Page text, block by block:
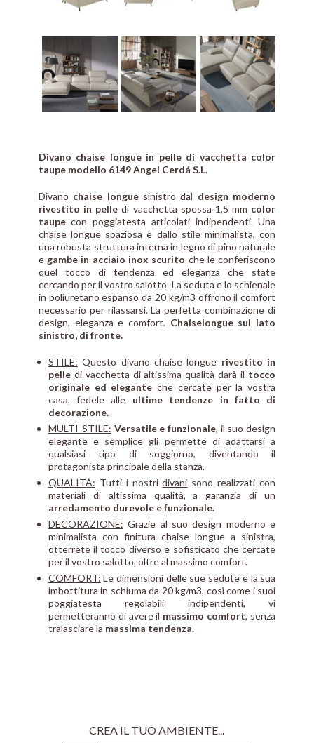
Divano chaise longue in pelle di vacchetta color
taupe modello 6149 Angel Cerdá S.L.
Divano chaise longuesinistro dal design moderno
rivestito in pelle di vacchetta spessa 1,5 mm color
taupecon poggiatesta articolati indipendenti. Una
chaise longue spaziosa e dallo stile minimalista, con
una robusta struttura interna in legno di pino naturale
e gambe in acciaio inox scurito che le conferiscono
quel tocco di tendenza ed eleganza che state
cercando per il vostro salotto. La seduta e lo schienale
in poliuretano espanso da 20 kg/m3 offrono il comfort
necessario per rilassarsi. La perfetta combinazione di
design, eleganza e comfort. Chaiselongue sul lato
sinistro, di fronte.
STILE: Questo divano chaise longue rivestito in
pelledi vacchetta di altissima qualità darà il tocco
originale ed elegante che cercate per la vostra
casa, fedele alle ultime tendenze in fatto di
decorazione.
MULTI-STILE: Versatile e funzionale, il suo design
elegante e semplice gli permette di adattarsi a
qualsiasi tipo di soggiorno, diventando il
protagonista principale della stanza.
QUALITÀ: Tutti i nostridivani sono realizzati con
materiali di altissima qualità, a garanzia di un
arredamento durevole e funzionale.
DECORAZIONE: Grazie al suo design moderno e
minimalista con finitura chaise longue a sinistra,
otterrete il tocco diverso e sofisticato che cercate
per il vostro salotto, oltre al massimo comfort.
COMFORT: Le dimensioni delle sue sedute e la sua
imbottitura in schiuma da 20 kg/m3, così come i suoi
poggiatesta regolabili indipendenti, vi
permetteranno di avere il massimo comfort, senza
tralasciare la massima tendenza.
CREA IL TUO AMBIENTE...